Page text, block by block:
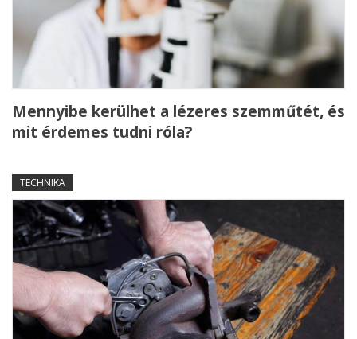
Mennyibe kerülhet a lézeres szemműtét, és
mit érdemes tudni róla?
TECHNIKA